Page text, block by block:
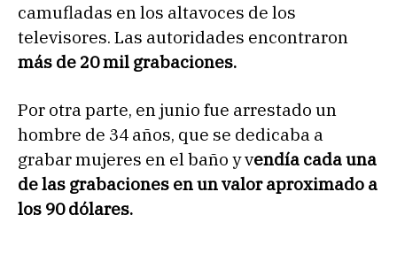
camufladas en los altavoces de los
televisores. Las autoridades encontraron
más de 20 mil grabaciones.
Por otra parte, en junio fue arrestado un
hombre de 34 años, que se dedicaba a
grabar mujeres en el baño y vendía cada una
de las grabaciones en un valor aproximado a
los 90 dólares.